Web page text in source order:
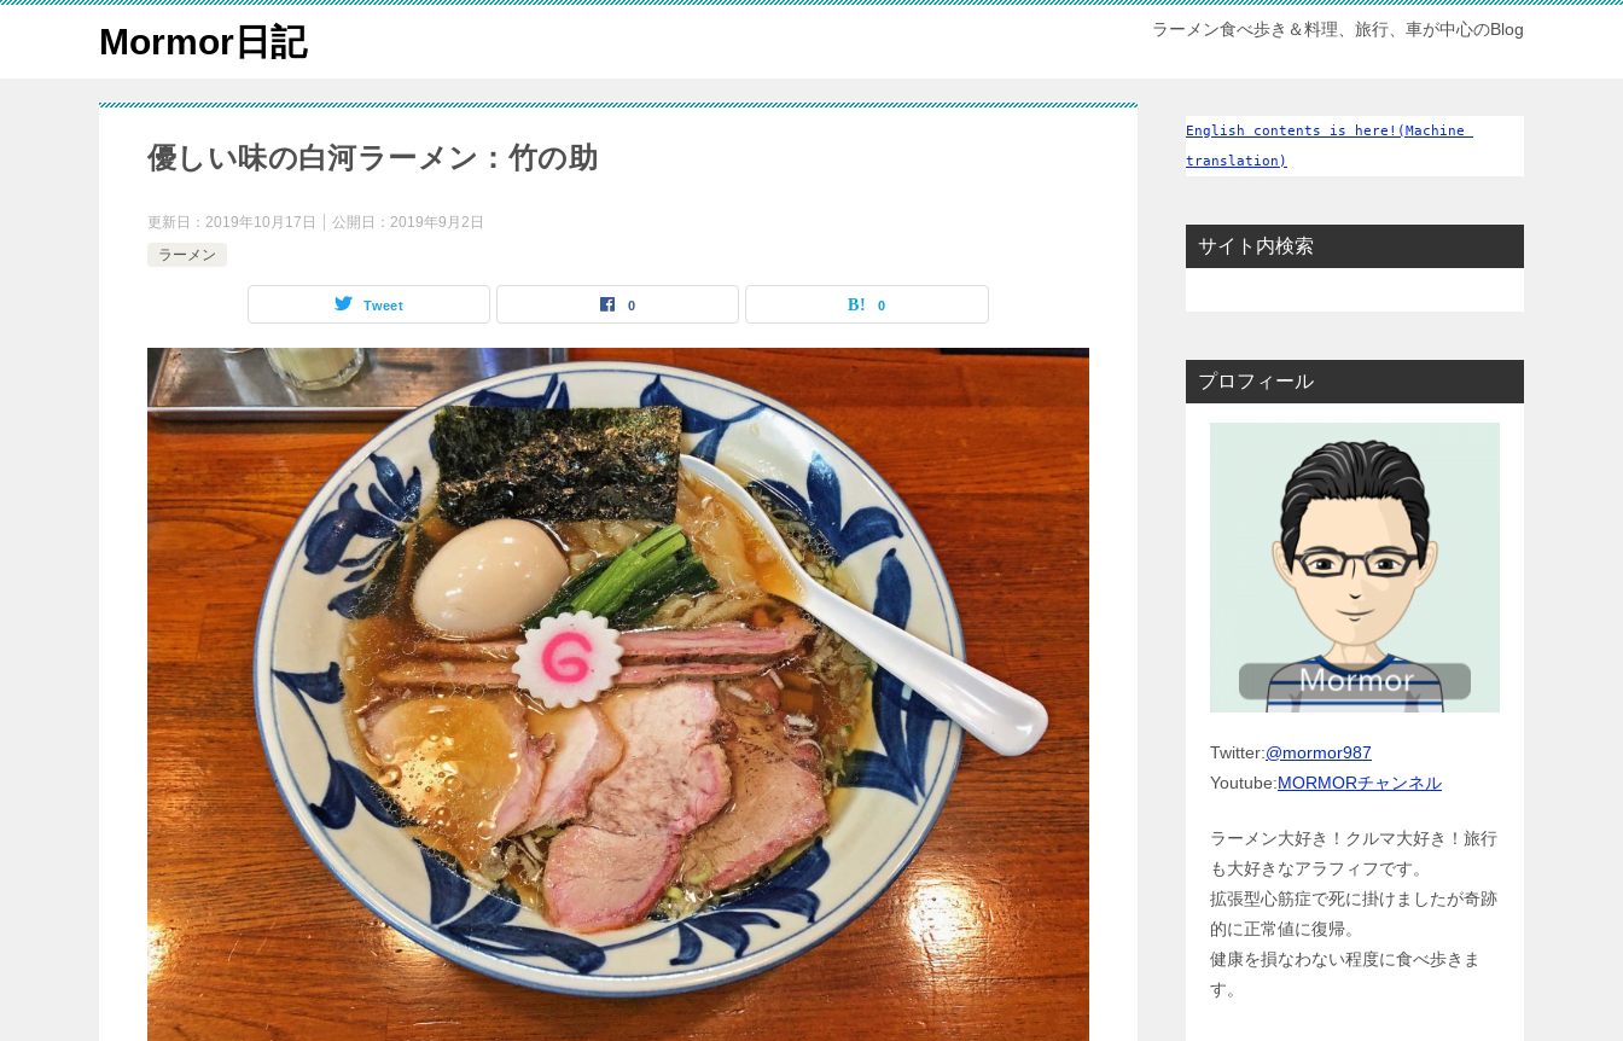
Mormor日記 ラーメン食べ歩き＆料理、旅行、車が中心のBlog
優しい味の白河ラーメン：竹の助
更新日： 2019年10月17日 公開日： 2019年9月2日
ラーメン
Tweet 0 0
English contents is here!(Machine
translation)
サイト内検索
プロフィール
Twitter:@mormor987
Youtube:MORMORチャンネル
ラーメン大好き！クルマ大好き！旅行
も大好きなアラフィフです。
拡張型心筋症で死に掛けましたが奇跡
的に正常値に復帰。
健康を損なわない程度に食べ歩きま
す。